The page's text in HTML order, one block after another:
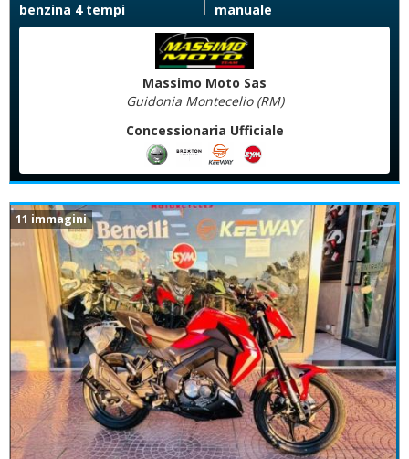
benzina 4 tempi manuale
Massimo Moto Sas
Guidonia Montecelio (RM)
Concessionaria Ufficiale
11 immagini